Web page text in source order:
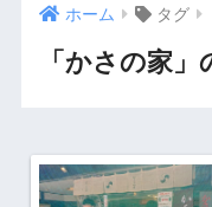
ホーム タグ
「かさの家